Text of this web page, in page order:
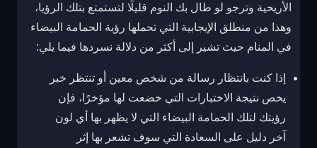
الأريحية وترجو لو طال بك النوم قليلًا لتستمتع بتلك الرؤيا،
وهذا من منطلق الإيجابية التي تحملها رؤية الحمامة البيضاء
في المنام حيث تشير إلى أكثر من دلالة نسردها فيما يلي:
إذا كنت بانتظار رسالة من شخص معين أو تنتظر خبر
يخص نتيجة الاختبارات التي خضعت لها مؤخرًا، فإن
رؤيتك لتلك الحمامة البيضاء التي لا يظهر بها أي لون
آخر دليل على السعادة التي سوف تشعر بها إثر